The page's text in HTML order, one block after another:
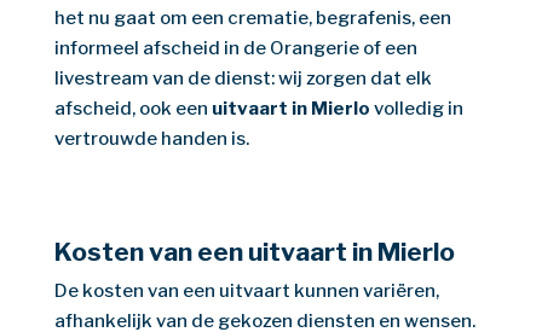
het nu gaat om een crematie, begrafenis, een
informeel afscheid in de Orangerie of een
livestream van de dienst: wij zorgen dat elk
afscheid, ook een uitvaart in Mierlo volledig in
vertrouwde handen is.
Kosten van een uitvaart in Mierlo
De kosten van een uitvaart kunnen variëren,
afhankelijk van de gekozen diensten en wensen.